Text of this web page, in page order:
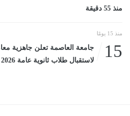
منذ 55 دقيقة
منذ 15 يومًا
15
جامعة العاصمة تعلن جاهزية
لاستقبال طلاب ثانوية عامة 2026